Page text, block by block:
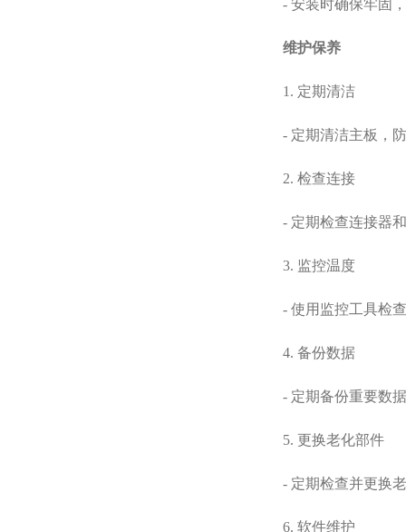
- 安装时确保牢固，
维护保养
1. 定期清洁
- 定期清洁主板，防
2. 检查连接
- 定期检查连接器和
3. 监控温度
- 使用监控工具检查
4. 备份数据
- 定期备份重要数据
5. 更换老化部件
- 定期检查并更换老
6. 软件维护